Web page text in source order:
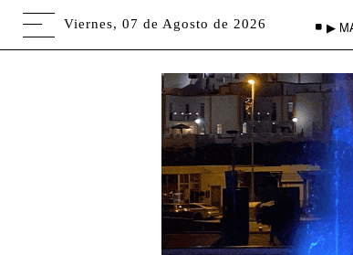
Viernes, 07 de Agosto de 2026 ▶